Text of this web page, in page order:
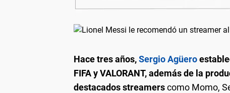
Hace tres años,Sergio Agüero
FIFA y VALORANT, además de la
destacados streamerscomo Momo,